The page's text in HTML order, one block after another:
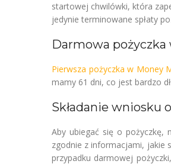
startowej chwilówki, która
jedynie terminowane spłaty
Darmowa pożyczka
Pierwsza pożyczka w Money
mamy 61 dni, co jest bardzo
Składanie wniosku
Aby ubiegać się o pożyczkę,
zgodnie z informacjami, jakie
przypadku darmowej